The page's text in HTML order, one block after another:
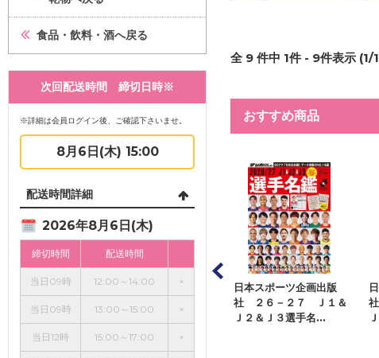
食品・飲料・酒へ戻る
次回配送時間 締切日時※
※詳細は会員ログイン後、ご確認下さいませ。
8月6日(木) 15:00
配送時間詳細
2026年8月6日(木)
締切時間 配送時間
当日09時 12:00～14:00 ×
当日09時 13:00～15:00 ×
当日12時 15:00～17:00 ×
全 9 件中 1件 - 9件表示 (1/1
おすすめ商品
・コレクショ
ャパン くまの
楽しい...
日本スポーツ企画出版
日本スポーツ企画出版
社 ２６－２７ Ｊ１＆
Ｊ２＆Ｊ ハンデ...